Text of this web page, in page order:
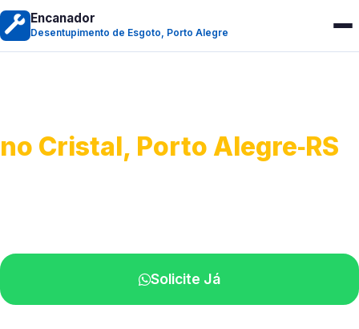
Encanador
Desentupimento de Esgoto, Porto Alegre
no Cristal, Porto Alegre‑RS
Solicite Já